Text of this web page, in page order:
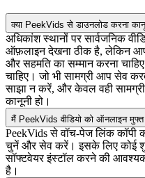
क्या PeekVids से डाउनलोड करना
अधिकांश स्थानों पर सार्वजनिक
ऑफ़लाइन देखना ठीक है, लेकिन
और सहमति का सम्मान करना
चाहिए। जो भी सामग्री आप सेव
साझा न करें, और केवल वही
कानूनी हो।
मैं PeekVids वीडियो को ऑनलाइन
PeekVids से वॉच-पेज लिंक कॉपी
चुनें और सेव करें। इसके लिए कोई
सॉफ्टवेयर इंस्टॉल करने की
है।